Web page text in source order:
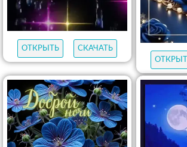
ОТКРЫТЬ
СКАЧАТЬ